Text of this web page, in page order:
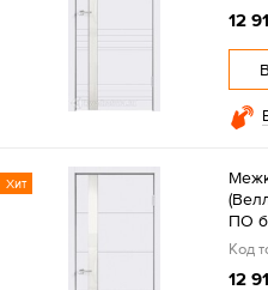
12
Хит
ПО
Код
12